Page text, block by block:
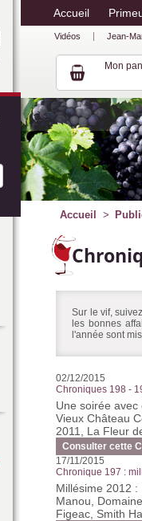
Accueil
Vidéos Jean-
Mon
Accueil
Sur le vif,
les bonnes
l'année sont
02/12/2015
Chroniques 198 -
Une soirée
Vieux Château
2011, La Fleur
Consulter cette
17/11/2015
Chronique 197 :
Millésime 2012
Manou,
Figeac, Smith